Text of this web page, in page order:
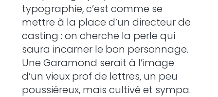
typographie, c’est comme se
mettre à la place d’un directeur de
casting : on cherche la perle qui
saura incarner le bon personnage.
Une Garamond serait à l’image
d’un vieux prof de lettres, un peu
poussiéreux, mais cultivé et sympa.